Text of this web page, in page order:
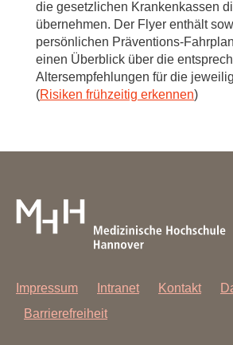
die gesetzlichen Krankenkassen
übernehmen. Der Flyer enthält
persönlichen Präventions-
einen Überblick über die
Altersempfehlungen für die
(Risiken frühzeitig erkennen)
Impressum Intranet Kontakt
Barrierefreiheit